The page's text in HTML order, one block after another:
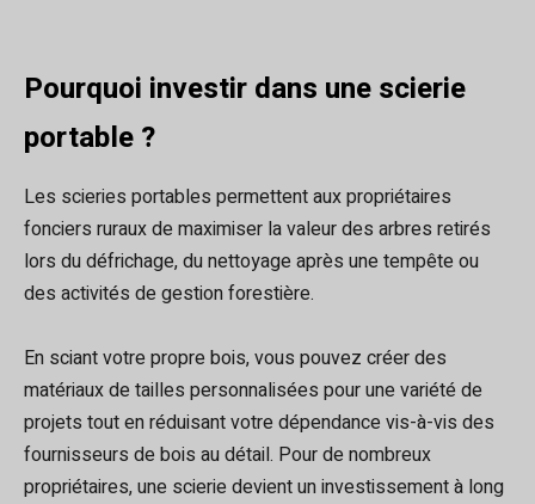
Pourquoi investir dans une scierie
portable ?
Les scieries portables permettent aux propriétaires
fonciers ruraux de maximiser la valeur des arbres retirés
lors du défrichage, du nettoyage après une tempête ou
des activités de gestion forestière.
En sciant votre propre bois, vous pouvez créer des
matériaux de tailles personnalisées pour une variété de
projets tout en réduisant votre dépendance vis-à-vis des
fournisseurs de bois au détail. Pour de nombreux
propriétaires, une scierie devient un investissement à long